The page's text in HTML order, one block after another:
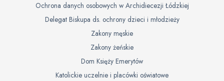
Ochrona danych osobowych w Archidiecezji Łódzkiej
Delegat Biskupa ds. ochrony dzieci i młodzieży
Zakony męskie
Zakony żeńskie
Dom Księży Emerytów
Katolickie uczelnie i placówki oświatowe